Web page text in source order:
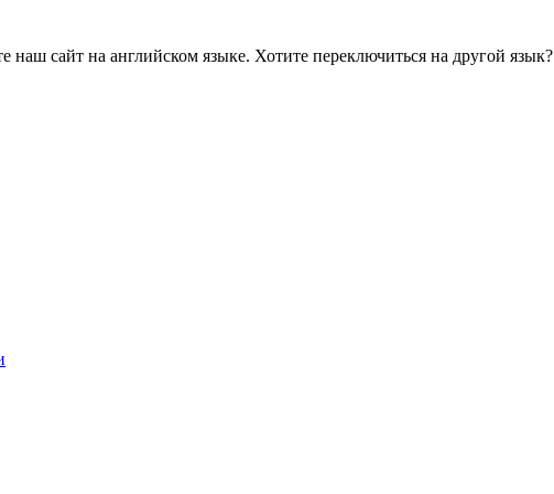
наш сайт на английском языке. Хотите переключиться на другой язык?